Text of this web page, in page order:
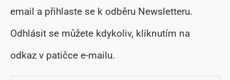
email a přihlaste se k odběru Newsletteru.
Odhlásit se můžete kdykoliv, kliknutím na
odkaz v patičce e-mailu.